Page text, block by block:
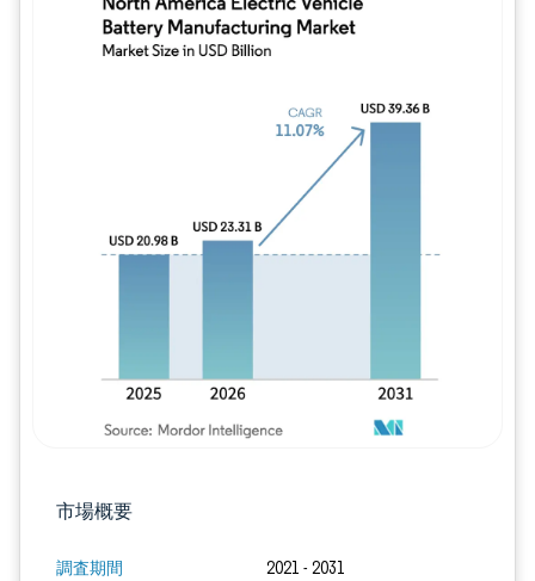
市場概要
調査期間 2021 - 2031
画像 © Mordor Intelligence。再利用には